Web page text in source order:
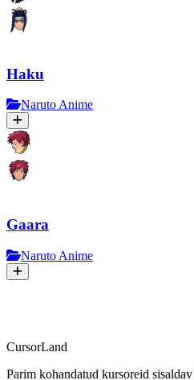
Haku
Naruto Anime
Gaara
Naruto Anime
CursorLand
Parim kohandatud kursoreid